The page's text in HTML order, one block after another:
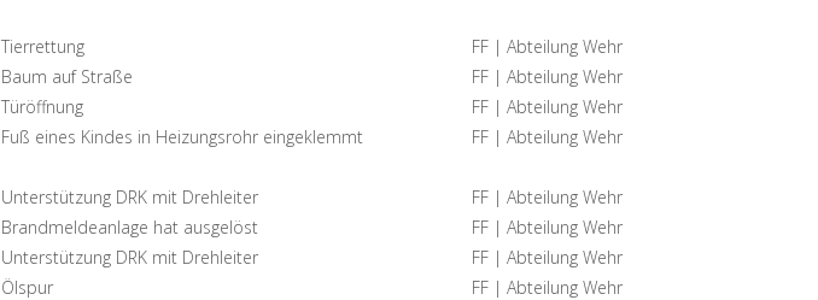
Tierrettung
FF | Abteilung Wehr
Baum auf Straße
FF | Abteilung Wehr
Türöffnung
FF | Abteilung Wehr
Fuß eines Kindes in Heizungsrohr eingeklemmt
FF | Abteilung Wehr
Unterstützung DRK mit Drehleiter
FF | Abteilung Wehr
Brandmeldeanlage hat ausgelöst
FF | Abteilung Wehr
Unterstützung DRK mit Drehleiter
FF | Abteilung Wehr
Ölspur
FF | Abteilung Wehr